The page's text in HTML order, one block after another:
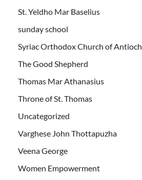
St. Yeldho Mar Baselius
sunday school
Syriac Orthodox Church of Antioch
The Good Shepherd
Thomas Mar Athanasius
Throne of St. Thomas
Uncategorized
Varghese John Thottapuzha
Veena George
Women Empowerment